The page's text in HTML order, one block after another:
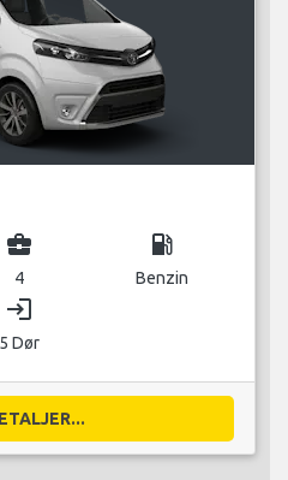
business_center
4
local_gas_station
Benzin
login
5 Dør